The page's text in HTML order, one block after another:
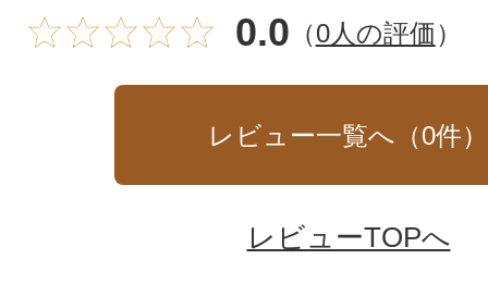
0.0 （0人の評価）
レビュー一覧へ（0件）
レビューTOPへ